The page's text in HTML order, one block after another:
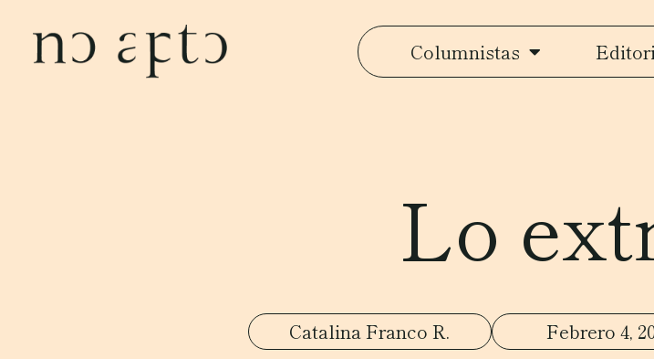
Columnistas
Lo
Catalina Franco R. Febrero 4,